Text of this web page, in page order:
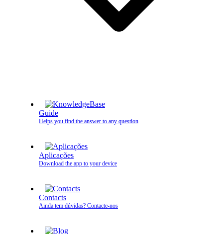
Guide
Helps you find the answer to any question
Aplicações
Download the app to your device
Contacts
Ainda tem dúvidas? Contacte‑nos